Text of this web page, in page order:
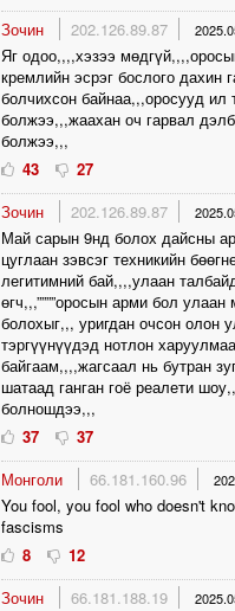
Зочин
202.126.89.87
Яг одоо,,,,хэзээ
кремлийн эсрэг бослого дахин
болчихсон байнаа,,,оросууд ил
болжээ,,,жаахан оч гарвал
болжээ,,,
43
27
Зочин
202.126.89.87
Май сарын 9нд болох дайсны
цуглаан зэвсэг техникийн
легитимний бай,,,,улаан
өгч,,,””””оросын арми бол улаан
болохыг,,, уригдан очсон олон
тэргүүнүүдэд нотлон
байгаам,,,,жагсаал нь бутран
шатаад ганган гоё реалети
болношдээ,,,
37
37
Монголи
66.181.160.96
You fool, you fool who doesn't
fascisms
8
12
Зочин
66.181.188.19